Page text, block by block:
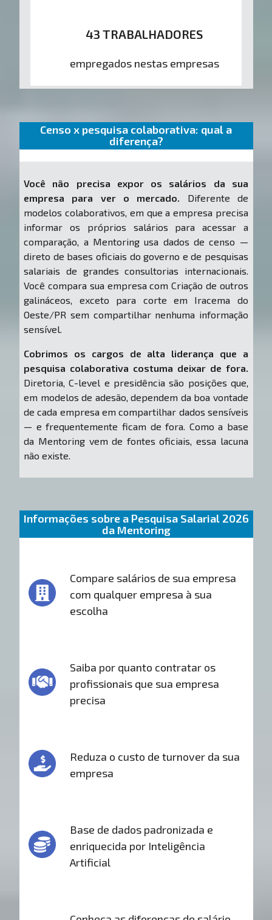
43 TRABALHADORES
empregados nestas empresas
Censo x pesquisa colaborativa: qual a
diferença?
Você não precisa expor os salários da sua
empresa para ver o mercado. Diferente de
modelos colaborativos, em que a empresa precisa
informar os próprios salários para acessar a
comparação, a Mentoring usa dados de censo —
direto de bases oficiais do governo e de pesquisas
salariais de grandes consultorias internacionais.
Você compara sua empresa com Criação de outros
galináceos, exceto para corte em Iracema do
Oeste/PR sem compartilhar nenhuma informação
sensível.
Cobrimos os cargos de alta liderança que a
pesquisa colaborativa costuma deixar de fora.
Diretoria, C-level e presidência são posições que,
em modelos de adesão, dependem da boa vontade
de cada empresa em compartilhar dados sensíveis
— e frequentemente ficam de fora. Como a base
da Mentoring vem de fontes oficiais, essa lacuna
não existe.
Informações sobre a Pesquisa Salarial 2026
da Mentoring
Compare salários de sua empresa
com qualquer empresa à sua
escolha
Saiba por quanto contratar os
profissionais que sua empresa
precisa
Reduza o custo de turnover da sua
empresa
Base de dados padronizada e
enriquecida por Inteligência
Artificial